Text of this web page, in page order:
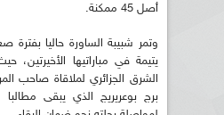
أصل 45 ممكنة.
وتمر شبيبة الساورة حاليا بفترة
يتيمة في مباراتيها الأخيرتين،
الشرق الجزائري لملاقاة صاحب
برج بوعريريج الذي يبقى